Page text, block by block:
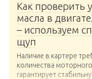
Как проверить
масла в
– используем
щуп
Наличие в картере
количества
гарантирует